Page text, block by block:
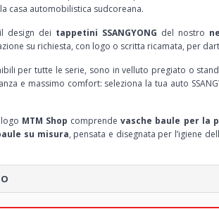
casa automobilistica sudcoreana.
design dei tappetini SSANGYONG del nostro
su richiesta, con logo o scritta ricamata, per
per tutte le serie, sono in velluto pregiato o
e massimo comfort: seleziona la tua auto
MTM Shop comprendevasche baule per la
su misura, pensata e disegnata per l’igiene